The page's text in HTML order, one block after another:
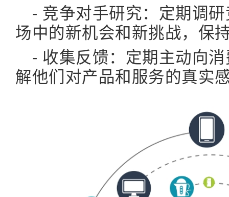
- 竞争对手研究：定期调
场中的新机会和新挑战，保
- 收集反馈：定期主动向
解他们对产品和服务的真实